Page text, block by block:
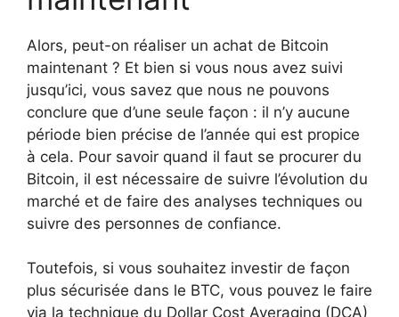
Alors, peut-on réaliser un achat de Bitcoin
maintenant ? Et bien si vous nous avez suivi
jusqu’ici, vous savez que nous ne pouvons
conclure que d’une seule façon : il n’y aucune
période bien précise de l’année qui est propice
à cela. Pour savoir quand il faut se procurer du
Bitcoin, il est nécessaire de suivre l’évolution du
marché et de faire des analyses techniques ou
suivre des personnes de confiance.
Toutefois, si vous souhaitez investir de façon
plus sécurisée dans le BTC, vous pouvez le faire
via la technique du Dollar Cost Averaging (DCA)